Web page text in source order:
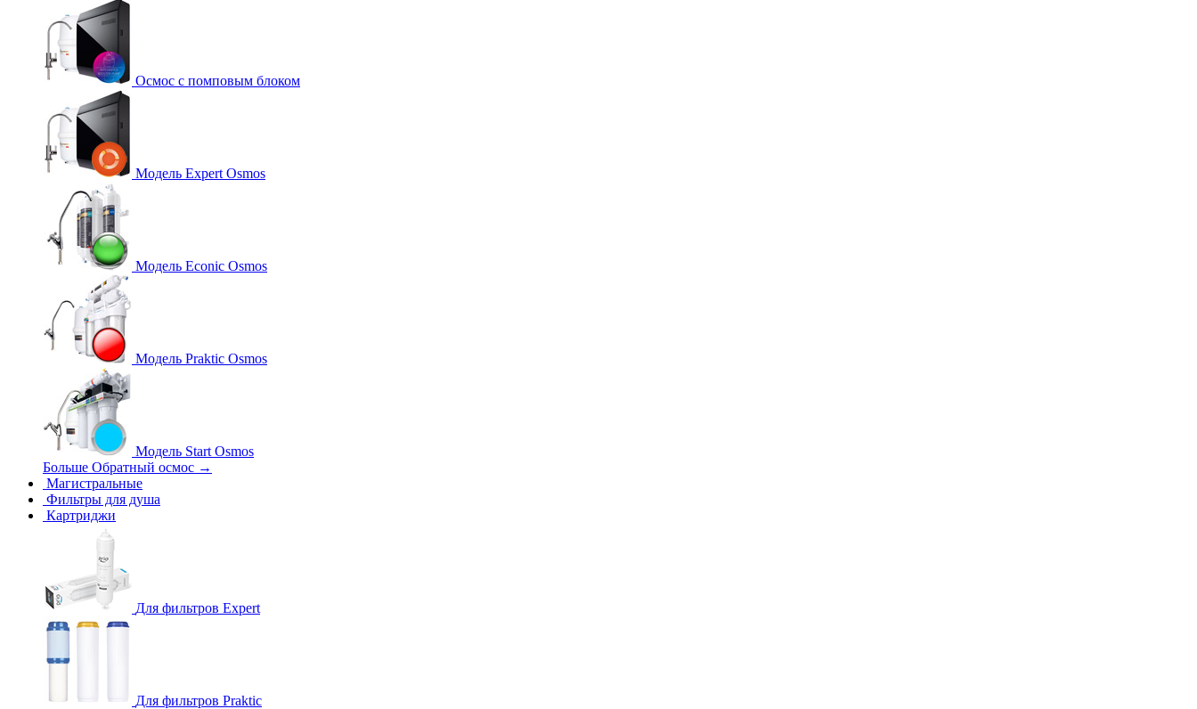
Осмос с помповым блоком
Модель Expert Osmos
Модель Econic Osmos
Модель Praktic Osmos
Модель Start Osmos
Больше Обратный осмос →
Магистральные
Фильтры для душа
Картриджи
Для фильтров Expert
Для фильтров Praktic